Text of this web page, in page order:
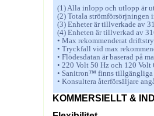
(1) Alla inlopp och utlopp är
(2) Totala strömförsörjningen
(3) Enheter är tillverkade av
(4) Enheten är tillverkad av
• Max rekommenderat
• Tryckfall vid max
• Flödesdatan är baserad på
• 220 Volt 50 Hz och 120 Volt
• Sanitron™ finns tillgängliga
• Konsultera återförsäljare
KOMMERSIELLT &